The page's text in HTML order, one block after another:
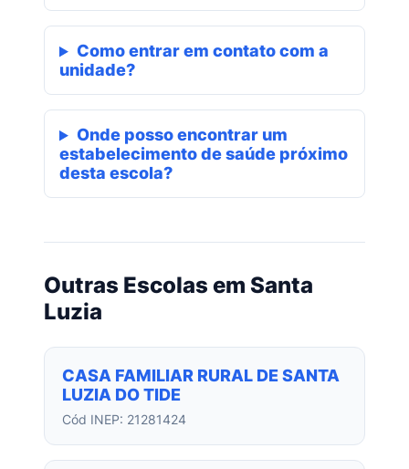
Como entrar em contato com a
unidade?
Onde posso encontrar um
estabelecimento de saúde próximo
desta escola?
Outras Escolas em Santa
Luzia
CASA FAMILIAR RURAL DE SANTA
LUZIA DO TIDE
Cód INEP: 21281424